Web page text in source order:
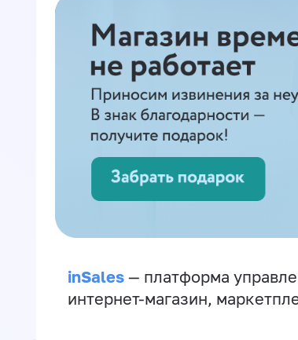
inSales — платформа
интернет-магазин,